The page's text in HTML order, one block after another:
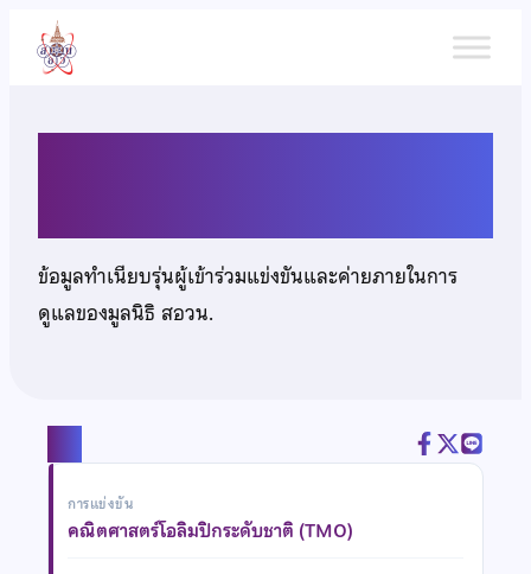
เนื้อหา
ข้อมูลทำเนียบรุ่นผู้เข้าร่วมแข่งขันและค่ายภายในการ
ดูแลของมูลนิธิ สอวน.
การแข่งขัน
คณิตศาสตร์โอลิมปิกระดับชาติ (TMO)